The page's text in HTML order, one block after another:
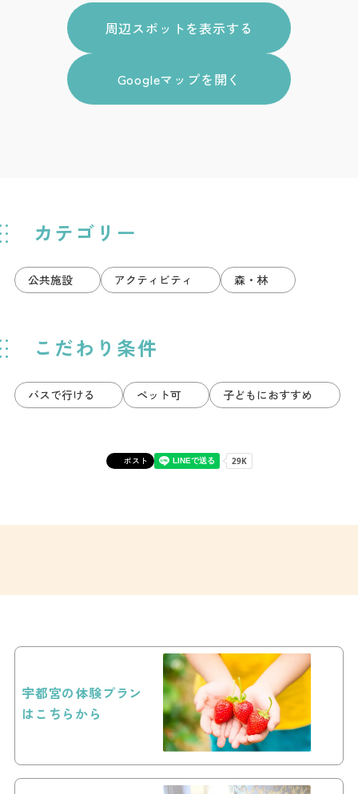
カテゴリー
公共施設 アクティビティ 森・林
こだわり条件
バスで行ける ペット可 子どもにおすすめ
ポスト
周辺スポットを表示する
Googleマップを開く
宇都宮の体験プラン
はこちらから